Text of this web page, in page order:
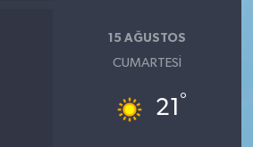
15 AĞUSTOS
CUMARTESI
21 °